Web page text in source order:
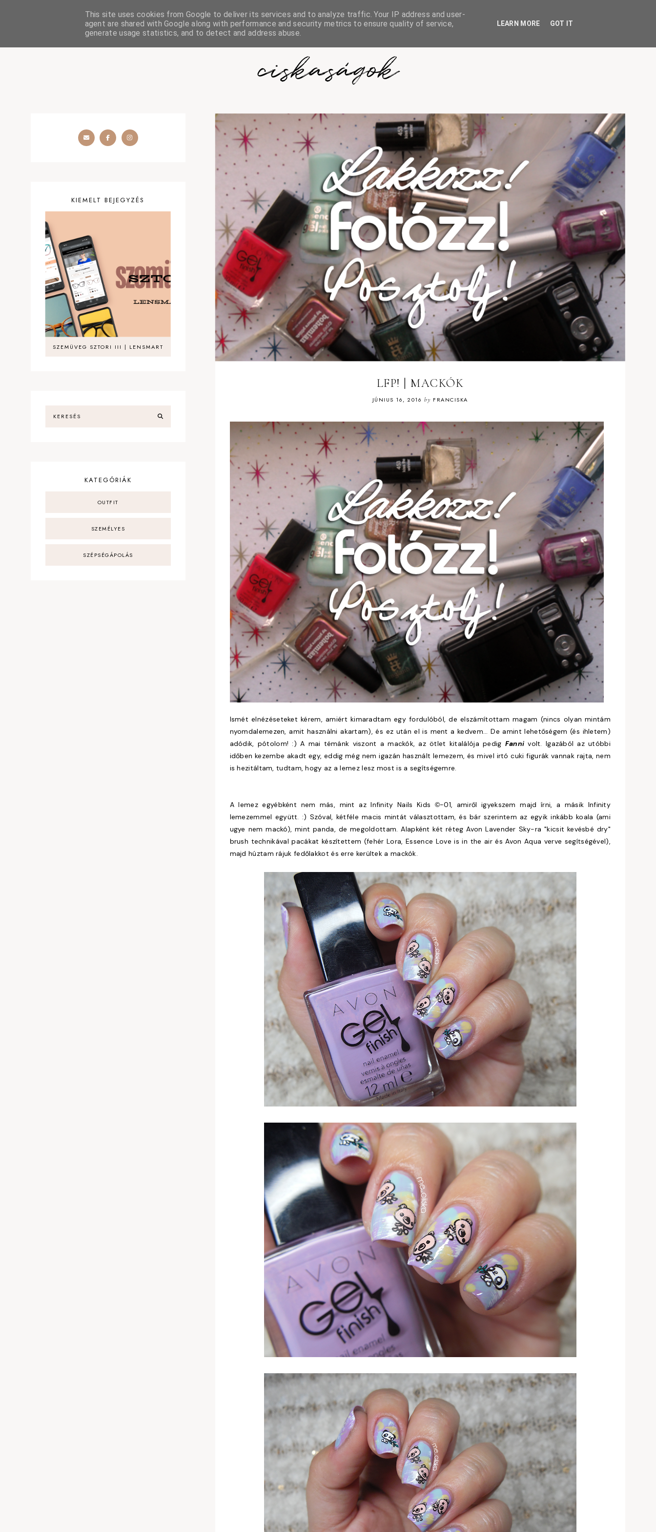
SZÉPSÉGÁPOLÁS OUTFIT SZEMÉLYES
ciskaságok
LFP! | MACKÓK
JÚNIUS 16, 2016 by FRANCISKA
Ismét elnézéseteket kérem, amiért kimaradtam egy fordulóból, de elszámítottam magam (nincs olyan mintám
nyomdalemezen, amit használni akartam), és ez után el is ment a kedvem... De amint lehetőségem (és ihletem)
adódik, pótolom! :) A mai témánk viszont a mackók, az ötlet kitalálója pedig Fanni volt. Igazából az utóbbi
időben kezembe akadt egy, eddig még nem igazán használt lemezem, és mivel irtó cuki figurák vannak rajta, nem
is hezitáltam, tudtam, hogy az a lemez lesz most is a segítségemre.
A lemez egyébként nem más, mint az Infinity Nails Kids ©-01, amiről igyekszem majd írni, a másik Infinity
lemezemmel együtt. :) Szóval, kétféle macis mintát választottam, és bár szerintem az egyik inkább koala (ami
ugye nem mackó), mint panda, de megoldottam. Alapként két réteg Avon Lavender Sky-ra "kicsit kevésbé dry"
brush technikával pacákat készítettem (fehér Lora, Essence Love is in the air és Avon Aqua verve segítségével),
majd húztam rájuk fedőlakkot és erre kerültek a mackók.
KIEMELT BEJEGYZÉS
SZEMÜVEG SZTORI III | LENSMART
KATEGÓRIÁK
OUTFIT
SZEMÉLYES
SZÉPSÉGÁPOLÁS
This site uses cookies from Google to deliver its services and to analyze traffic. Your IP address and user-
agent are shared with Google along with performance and security metrics to ensure quality of service,
generate usage statistics, and to detect and address abuse.
LEARN MORE GOT IT